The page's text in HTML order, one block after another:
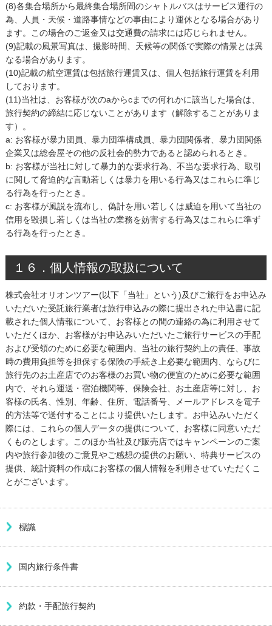
(8)各集合場所から最終集合場所間のシャトルバスはサービス運行の
為、人員・天候・道路事情などの事由により運休となる場合があり
ます。この場合のご返金又は交通費の請求には応じられません。
(9)記載の風景写真は、撮影時間、天候等の関係で実際の情景とは異
なる場合があります。
(10)記載の航空運賃は包括旅行運賃又は、個人包括旅行運賃を利用
しております。
(11)当社は、お客様が次のaからcまでの何れかに該当した場合は、
旅行契約の締結に応じないことがあります（解除することがありま
す）。
a: お客様が暴力団員、暴力団準構成員、暴力団関係者、暴力団関係
企業又は総会屋その他の反社会的勢力であると認められるとき。
b: お客様が当社に対して暴力的な要求行為、不当な要求行為、取引
に関して脅迫的な言動若しくは暴力を用いる行為又はこれらに準じ
る行為を行ったとき。
c: お客様が風説を流布し、偽計を用い若しくは威迫を用いて当社の
信用を毀損し若しくは当社の業務を妨害する行為又はこれらに準ず
る行為を行ったとき。
１６．個人情報の取扱について
株式会社オリオンツアー(以下「当社」という)及びご旅行をお申込み
いただいた受託旅行業者は旅行申込みの際に提出された申込書に記
載された個人情報について、お客様との間の連絡の為に利用させて
いただくほか、お客様がお申込みいただいたご旅行サービスの手配
および受領のために必要な範囲内、当社の旅行契約上の責任、事故
時の費用負担等を担保する保険の手続き上必要な範囲内、ならびに
旅行先のお土産店でのお客様のお買い物の便宜のために必要な範囲
内で、それら運送・宿泊機関等、保険会社、お土産店等に対し、お
客様の氏名、性別、年齢、住所、電話番号、メールアドレスを電子
的方法等で送付することにより提供いたします。お申込みいただく
際には、これらの個人データの提供について、お客様に同意いただ
くものとします。このほか当社及び販売店ではキャンペーンのご案
内や旅行参加後のご意見やご感想の提供のお願い、特典サービスの
提供、統計資料の作成にお客様の個人情報を利用させていただくこ
とがございます。
標識
国内旅行条件書
約款・手配旅行契約